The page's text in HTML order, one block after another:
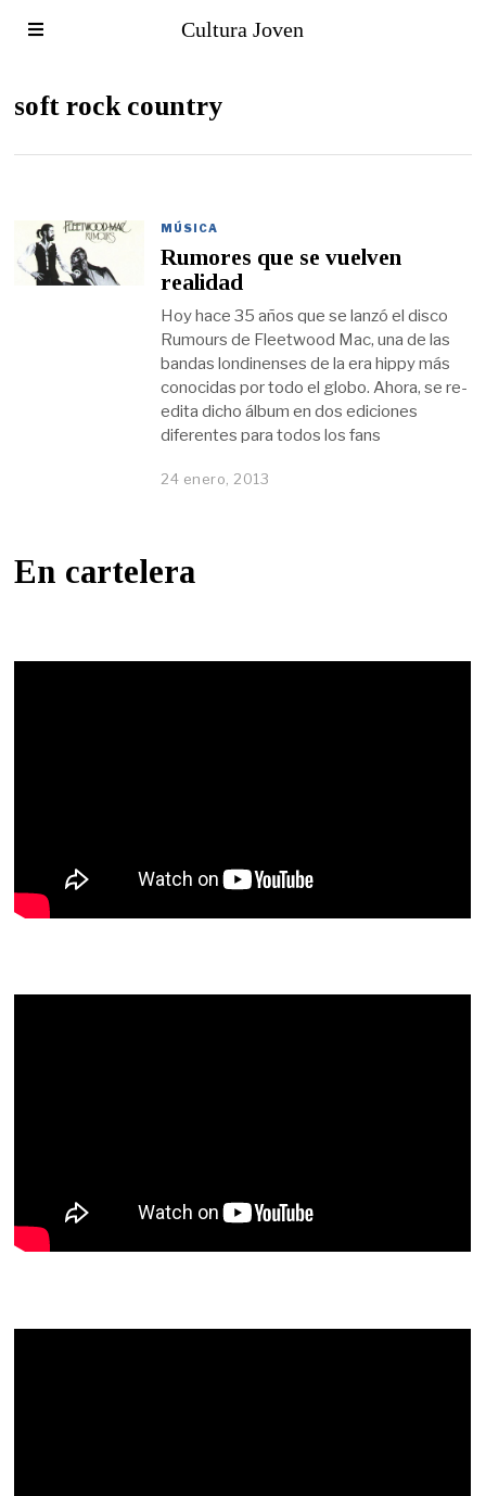
Cultura Joven
soft rock country
MÚSICA
Rumores que se vuelven
realidad
Hoy hace 35 años que se lanzó el disco
Rumours de Fleetwood Mac, una de las
bandas londinenses de la era hippy más
conocidas por todo el globo. Ahora, se re-
edita dicho álbum en dos ediciones
diferentes para todos los fans
24 enero, 2013
En cartelera